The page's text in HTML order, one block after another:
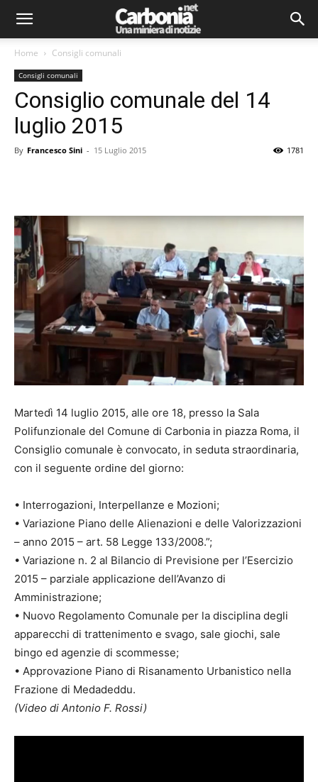
Home Consigli comunali
Consigli comunali
Consiglio comunale del 14
luglio 2015
By Francesco Sini - 15 Luglio 2015 1781
Martedì 14 luglio 2015, alle ore 18, presso la Sala
Polifunzionale del Comune di Carbonia in piazza Roma, il
Consiglio comunale è convocato, in seduta straordinaria,
con il seguente ordine del giorno:
• Interrogazioni, Interpellanze e Mozioni;
• Variazione Piano delle Alienazioni e delle Valorizzazioni
– anno 2015 – art. 58 Legge 133/2008.”;
• Variazione n. 2 al Bilancio di Previsione per l’Esercizio
2015 – parziale applicazione dell’Avanzo di
Amministrazione;
• Nuovo Regolamento Comunale per la disciplina degli
apparecchi di trattenimento e svago, sale giochi, sale
bingo ed agenzie di scommesse;
• Approvazione Piano di Risanamento Urbanistico nella
Frazione di Medadeddu.
(Video di Antonio F. Rossi)